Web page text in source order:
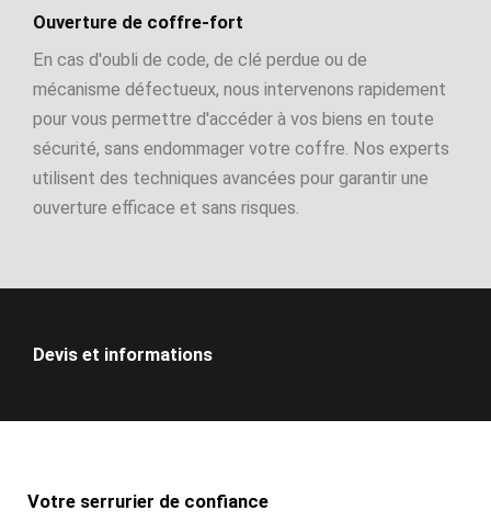
Ouverture de coffre-fort
En cas d'oubli de code, de clé perdue ou de
mécanisme défectueux, nous intervenons rapidement
pour vous permettre d'accéder à vos biens en toute
sécurité, sans endommager votre coffre. Nos experts
utilisent des techniques avancées pour garantir une
ouverture efficace et sans risques.
Devis et informations
Votre serrurier de confiance